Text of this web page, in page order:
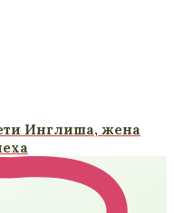
Инглиша, жена